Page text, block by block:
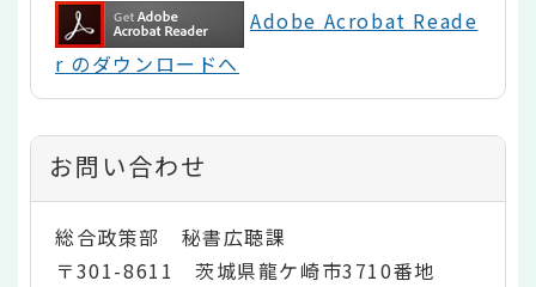
Adobe Acrobat Reade
r のダウンロードへ
お問い合わせ
総合政策部 秘書広聴課
〒301-8611 茨城県龍ケ崎市3710番地